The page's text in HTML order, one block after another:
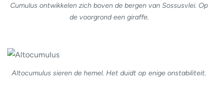
Cumulus ontwikkelen zich boven de bergen van Sossusvlei. Op
de voorgrond een giraffe.
Altocumulus sieren de hemel. Het duidt op enige onstabiliteit.